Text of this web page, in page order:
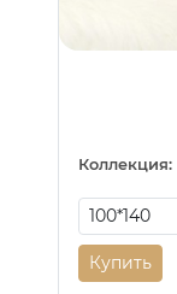
Коллекция:
Купить